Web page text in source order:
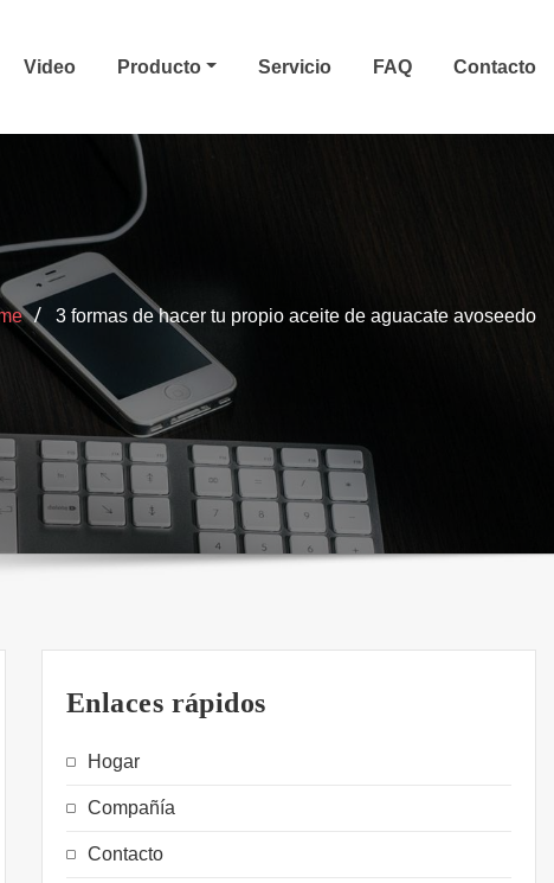
Video Producto Servicio FAQ Contacto
3 formas de hacer tu propio aceite de aguacate avoseedo
Enlaces rápidos
Hogar
Compañía
Contacto